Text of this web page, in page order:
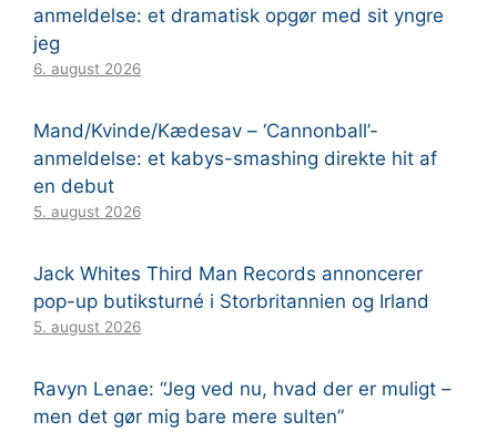
anmeldelse: et dramatisk opgør med sit yngre
jeg
6. august 2026
Mand/Kvinde/Kædesav – ‘Cannonball’-
anmeldelse: et kabys-smashing direkte hit af
en debut
5. august 2026
Jack Whites Third Man Records annoncerer
pop-up butiksturné i Storbritannien og Irland
5. august 2026
Ravyn Lenae: “Jeg ved nu, hvad der er muligt –
men det gør mig bare mere sulten”